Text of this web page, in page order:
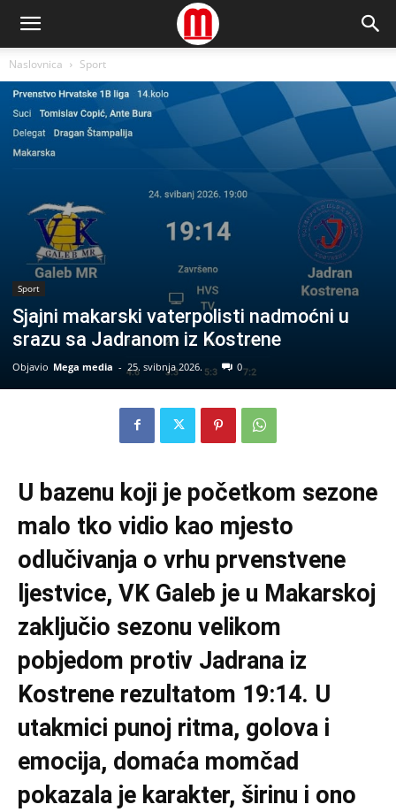
Naslovnica Sport
Sport
Sjajni makarski vaterpolisti nadmoćni u
srazu sa Jadranom iz Kostrene
Objavio Mega media - 25. svibnja 2026. 0
U bazenu koji je početkom sezone
malo tko vidio kao mjesto
odlučivanja o vrhu prvenstvene
ljestvice, VK Galeb je u Makarskoj
zaključio sezonu velikom
pobjedom protiv Jadrana iz
Kostrene rezultatom 19:14. U
utakmici punoj ritma, golova i
emocija, domaća momčad
pokazala je karakter, širinu i ono